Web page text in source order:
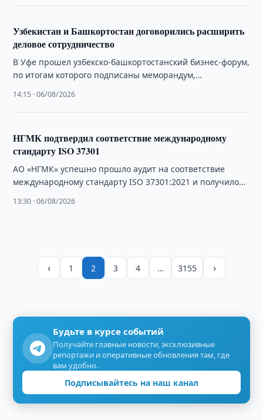
Узбекистан и Башкортостан договорились расширить
деловое сотрудничество
В Уфе прошел узбекско-башкортостанский бизнес-форум,
по итогам которого подписаны меморандум,
сотрудничестве.
14:15 · 06/08/2026
НГМК подтвердил соответствие международному
стандарту ISO 37301
АО «НГМК» успешно прошло аудит на соответствие
международному стандарту ISO 37301:2021 и получило
комплаенс-менеджмента.
13:30 · 06/08/2026
‹ 1 2 3 4 … 3155 ›
Будьте в курсе событий
Получайте главные новости, эксклюзивные
репортажи и оперативные обновления там, где
вам удобно.
Подписывайтесь на наш канал